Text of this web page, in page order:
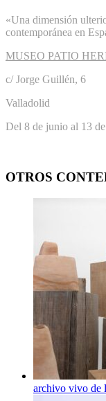
«Una dimensión
contemporánea en
MUSEO PATIO
c/ Jorge Guillén, 6
Valladolid
Del 8 de junio al 13
OTROS
archivo vivo de